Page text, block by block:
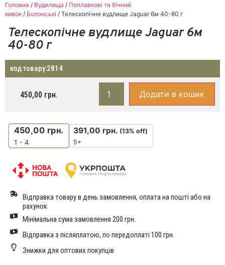
Головна / Вудилища / Поплавкові та бічний
кивок / Болонські / Телескопічне вудлище Jaguar 6м 40-80 г
Телескопічне вудлище Jaguar 6м
40-80 г
код товару:2814
450,00 грн. Додати в кошик
450,00 грн.
1 - 4
391,00 грн. (13% off)
5+
Відправка товару в день замовлення, оплата на пошті або на
рахунок
Мінімальна сума замовлення 200 грн.
Відправка з післяплатою, по передоплаті 100 грн.
Знижки для оптових покупців